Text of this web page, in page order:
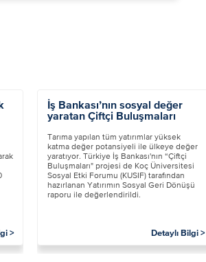
>
İş Bankası’nın sosyal değer
yaratan Çiftçi Buluşmaları
Tarıma yapılan tüm yatırımlar yüksek
katma değer potansiyeli ile ülkeye değer
yaratıyor. Türkiye İş Bankası'nın “Çiftçi
Buluşmaları" projesi de Koç Üniversitesi
Sosyal Etki Forumu (KUSIF) tarafından
hazırlanan Yatırımın Sosyal Geri Dönüşü
raporu ile değerlendirildi. ​
Detaylı Bilgi >